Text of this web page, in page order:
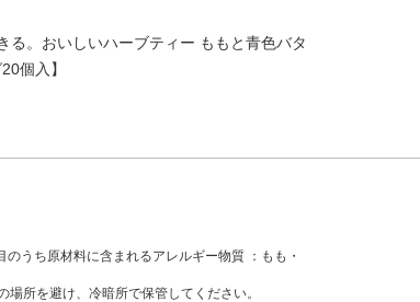
る。おいしいハーブティー ももと青色バタ
個入】
うち原材料に含まれるアレルギー物質 ：もも・
所を避け、冷暗所で保管してください。